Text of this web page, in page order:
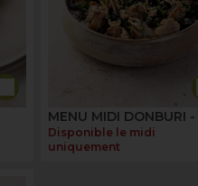
MENU MIDI DONBURI -
Disponible le midi
uniquement